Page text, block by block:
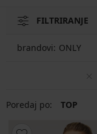
FILTRIRANJE
brandovi: ONLY
Poredaj po: TOP